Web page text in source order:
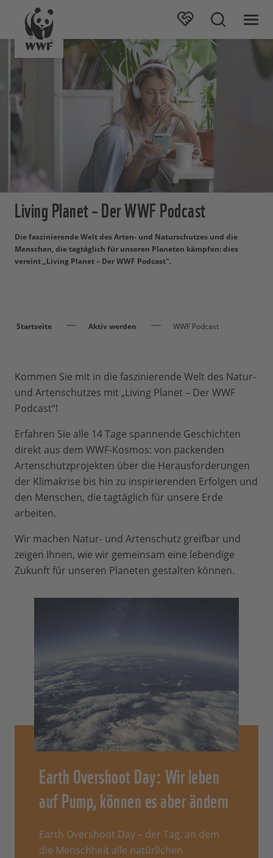
Living Planet – Der WWF Podcast
Die faszinierende Welt des Arten- und Naturschutzes und die
Menschen, die tagtäglich für unseren Planeten kämpfen: dies
vereint „Living Planet – Der WWF Podcast".
Startseite Aktiv werden WWF Podcast
Kommen Sie mit in die faszinierende Welt des Natur-
und Artenschutzes mit „Living Planet – Der WWF
Podcast“!
Erfahren Sie alle 14 Tage spannende Geschichten
direkt aus dem WWF-Kosmos: von packenden
Artenschutzprojekten über die Herausforderungen
der Klimakrise bis hin zu inspirierenden Erfolgen und
den Menschen, die tagtäglich für unsere Erde
arbeiten.
Wir machen Natur- und Artenschutz greifbar und
zeigen Ihnen, wie wir gemeinsam eine lebendige
Zukunft für unseren Planeten gestalten können.
Earth Overshoot Day: Wir leben
auf Pump, können es aber ändern
Earth Overshoot Day – der Tag, an dem
die Menschheit alle natürlichen